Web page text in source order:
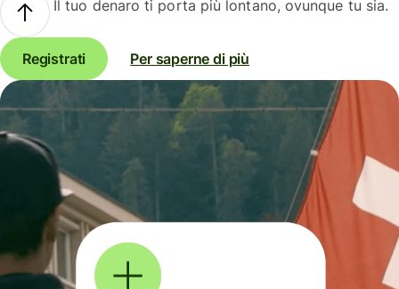
Il tuo denaro ti porta più lontano, ovunque tu sia.
Registrati Per saperne di più